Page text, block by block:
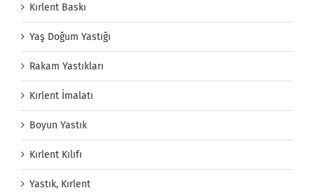
Kırlent Baskı
Yaş Doğum Yastığı
Rakam Yastıkları
Kırlent İmalatı
Boyun Yastık
Kırlent Kılıfı
Yastık, Kırlent